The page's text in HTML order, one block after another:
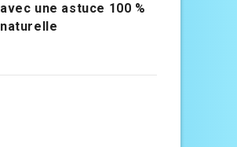
avec une astuce 100 %
naturelle